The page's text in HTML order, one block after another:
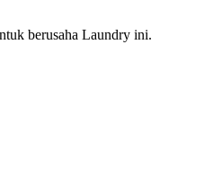
berusaha Laundry ini.